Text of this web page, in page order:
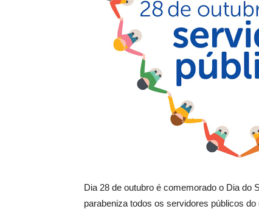
Dia 28 de outubro é comemorado o Dia do
parabeniza todos os servidores públicos do